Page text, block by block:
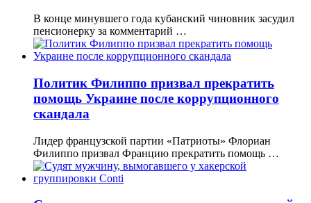
В конце минувшего года кубанский чиновник засудил
пенсионерку за комментарий …
Политик Филиппо призвал прекратить
помощь Украине после коррупционного
скандала
Лидер французской партии «Патриоты» Флориан
Филиппо призвал Францию прекратить помощь …